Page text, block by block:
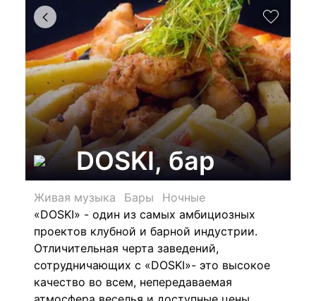
DOSKI, бар
Живая музыка Бары
Ночные
«DOSKI» - один из самых амбициозных
проектов клубной и барной индустрии.
Отличительная черта заведений,
сотрудничающих с «DOSKI»- это высокое
качество во всем, непередаваемая